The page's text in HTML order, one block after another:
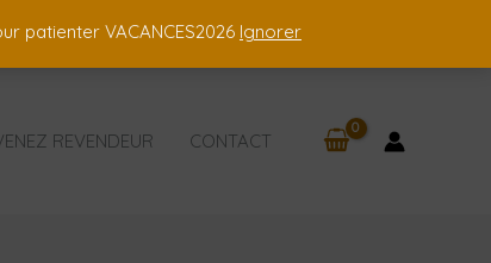
patienter VACANCES2026 Ignorer
REVENDEUR CONTACT